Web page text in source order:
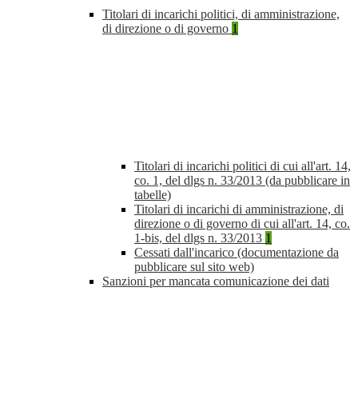
Titolari di incarichi politici, di amministrazione,
di direzione o di governo 1
Titolari di incarichi politici di cui all'art. 14,
co. 1, del dlgs n. 33/2013 (da pubblicare in
tabelle)
Titolari di incarichi di amministrazione, di
direzione o di governo di cui all'art. 14, co.
1-bis, del dlgs n. 33/2013 1
Cessati dall'incarico (documentazione da
pubblicare sul sito web)
Sanzioni per mancata comunicazione dei dati